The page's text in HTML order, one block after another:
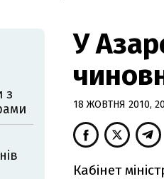
У
18 ЖОВТНЯ 2010,
Кабінет
з